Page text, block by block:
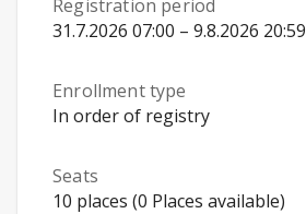
Registration period
31.7.2026 07:00 – 9.8.2026 20:59
Enrollment type
In order of registry
Seats
10 places (0 Places available)